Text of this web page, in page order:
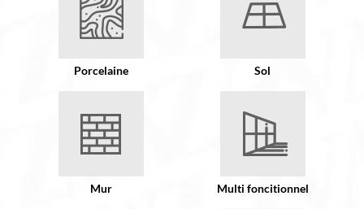
Porcelaine Sol
Mur Multi foncitionnel